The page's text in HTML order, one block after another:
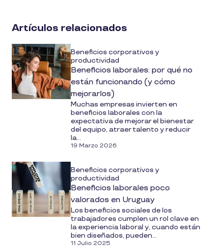
social
media
Artículos relacionados
Beneficios corporativos y
productividad
Beneficios laborales: por qué no
están funcionando (y cómo
mejorarlos)
Muchas empresas invierten en
beneficios laborales con la
expectativa de mejorar el bienestar
del equipo, atraer talento y reducir
la...
19 Marzo 2026
Beneficios corporativos y
productividad
Beneficios laborales poco
valorados en Uruguay
Los beneficios sociales de los
trabajadores cumplen un rol clave en
la experiencia laboral y, cuando están
bien diseñados, pueden...
11 Julio 2025